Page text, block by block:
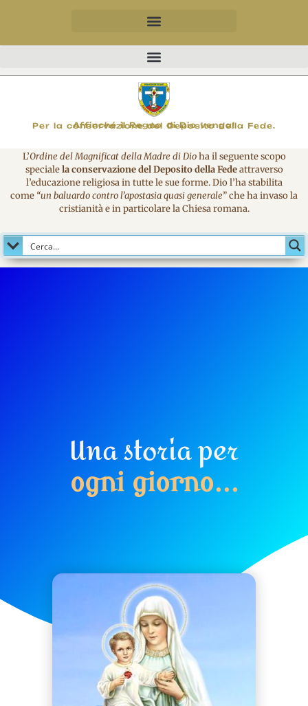
Per la conservazione del Deposito della Fede.
Affinché il Regno di Dio venga!
MAGNIFICO
L’Ordine del Magnificat della Madre di Dioha il seguente scopo
specialela conservazione del Deposito della Fedeattraverso
l’educazione religiosa in tutte le sue forme. Dio l’ha stabilita
come “un baluardo contro l’apostasia quasi generale” che ha invaso la
cristianità e in particolare la Chiesa romana.
Una storia per
ogni giorno...